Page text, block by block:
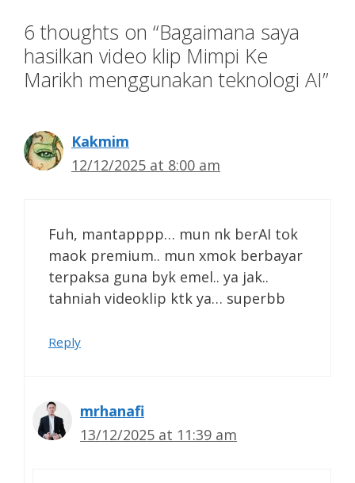
6 thoughts on “Bagaimana saya
hasilkan video klip Mimpi Ke
Marikh menggunakan teknologi AI”
Kakmim
12/12/2025 at 8:00 am
Fuh, mantapppp… mun nk berAI tok
maok premium.. mun xmok berbayar
terpaksa guna byk emel.. ya jak..
tahniah videoklip ktk ya… superbb
Reply
mrhanafi
13/12/2025 at 11:39 am